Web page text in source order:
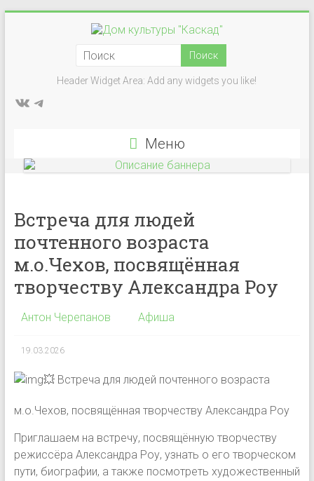
культуры
"Каскад"
городского
округа
Header Widget Area: Add any widgets you like!
ВКонтакте
Telegram
Меню
Встреча для людей
почтенного возраста
м.о.Чехов, посвящённая
творчеству Александра Роу
Антон Черепанов Афиша
19.03.2026
💥 Встреча для людей почтенного возраста
м.о.Чехов, посвящённая творчеству Александра Роу
Приглашаем на встречу, посвящённую творчеству
режиссёра Александра Роу, узнать о его творческом
пути, биографии, а также посмотреть художественный